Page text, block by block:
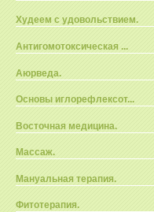
Худеем с удовольствием.
Антигомотоксическая ...
Аюрведа.
Основы иглорефлексот...
Восточная медицина.
Массаж.
Мануальная терапия.
Фитотерапия.